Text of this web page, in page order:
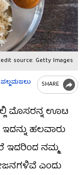
source: Getty Images
SHARE
ಮೊಸರನ್ನ ಊಟ
ಹಲವಾರು
ಇದರಿಂದ ನಮ್ಮ
ಎಂದು